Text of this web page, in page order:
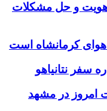
هویت و حل مشکلات
هوای کرمانشاه است
سفر نتانیاهو
امروز در مشهد